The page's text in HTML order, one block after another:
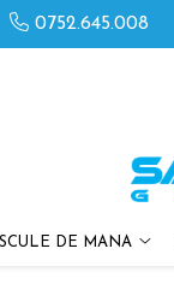
0752.645.008
SCULE DE MANA